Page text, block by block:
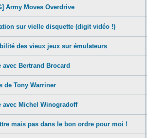
Army Moves Overdrive
sur vielle disquette (digit vidéo !)
des vieux jeux sur émulateurs
avec Bertrand Brocard
de Tony Warriner
avec Michel Winogradoff
mais pas dans le bon ordre pour moi !